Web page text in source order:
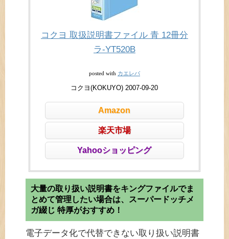
コクヨ 取扱説明書ファイル 青 12冊分
ラ-YT520B
posted with カエレバ
コクヨ(KOKUYO) 2007-09-20
Amazon
楽天市場
Yahooショッピング
大量の取り扱い説明書をキングファイルでま
とめて管理したい場合は、スーパードッチメ
ガ綴じ 特厚がおすすめ！
電子データ化で代替できない取り扱い説明書